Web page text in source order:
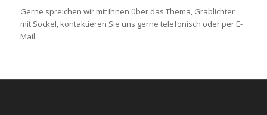
Gerne spreichen wir mit Ihnen über das Thema, Grablichter
mit Sockel, kontaktieren Sie uns gerne telefonisch oder per E-
Mail.